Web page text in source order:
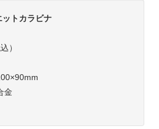
トカラビナ
）
金